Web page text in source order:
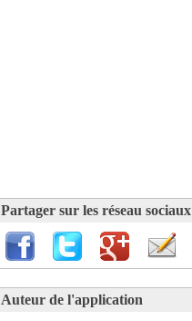
Partager sur les réseau sociaux
Auteur de l'application